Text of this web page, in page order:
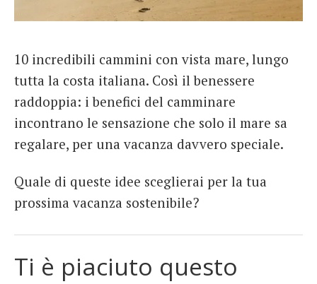
10 incredibili cammini con vista mare, lungo
tutta la costa italiana. Così il benessere
raddoppia: i benefici del camminare
incontrano le sensazione che solo il mare sa
regalare, per una vacanza davvero speciale.
Quale di queste idee sceglierai per la tua
prossima vacanza sostenibile?
Ti è piaciuto questo